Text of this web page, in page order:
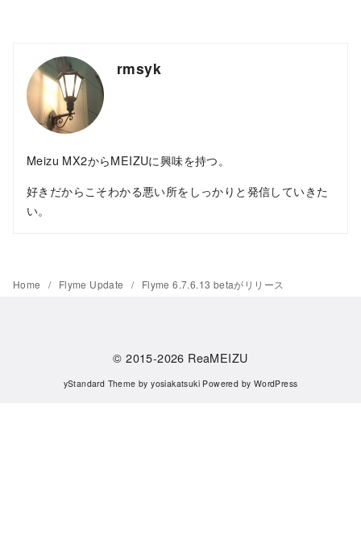
rmsyk
Meizu MX2からMEIZUに興味を持つ。
好きだからこそわかる悪い所をしっかりと発信していきた
い。
Home Flyme Update Flyme 6.7.6.13 betaがリリース
© 2015-2026 ReaMEIZU
yStandard Theme byyosiakatsuki Powered by WordPress